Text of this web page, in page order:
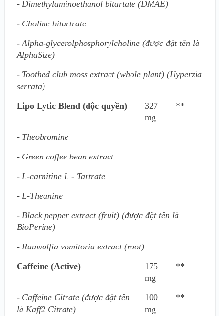
- Dimethylaminoethanol bitartate (DMAE)
- Choline bitartrate
- Alpha-glycerolphosphorylcholine (được đặt tên là
AlphaSize)
- Toothed club moss extract (whole plant) (Hyperzia
serrata)
Lipo Lytic Blend (độc quyền)
327
mg
**
- Theobromine
- Green coffee bean extract
- L-carnitine L - Tartrate
- L-Theanine
- Black pepper extract (fruit) (được đặt tên là
BioPerine)
- Rauwolfia vomitoria extract (root)
Caffeine (Active)
175
mg
**
- Caffeine Citrate (được đặt tên
là Kaff2 Citrate)
100
mg
**